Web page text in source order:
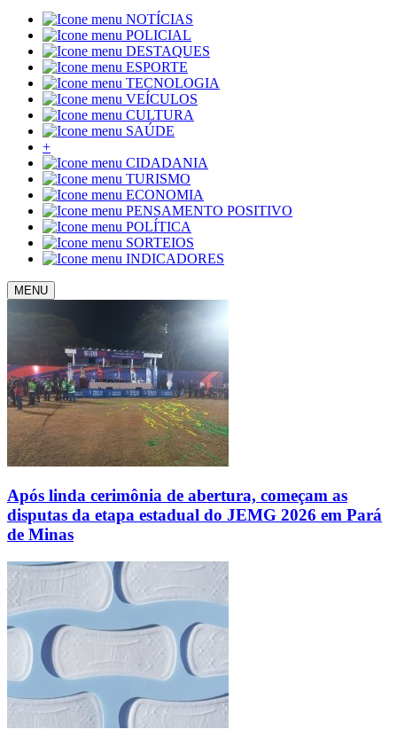
NOTÍCIAS
POLICIAL
DESTAQUES
ESPORTE
TECNOLOGIA
VEÍCULOS
CULTURA
SAÚDE
+
CIDADANIA
TURISMO
ECONOMIA
PENSAMENTO POSITIVO
POLÍTICA
SORTEIOS
INDICADORES
MENU
Após linda cerimônia de abertura, começam as
disputas da etapa estadual do JEMG 2026 em Pará
de Minas